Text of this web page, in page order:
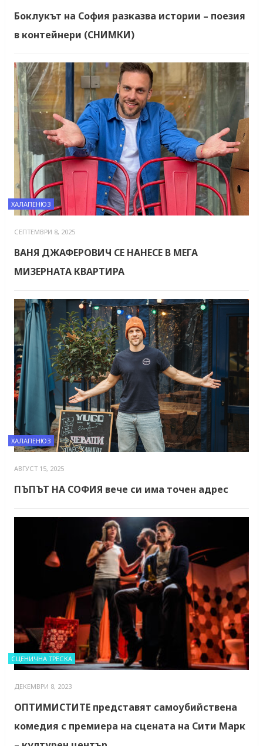
Боклукът на София разказва истории – поезия
в контейнери (СНИМКИ)
ХАЛАПЕНЮЗ
СЕПТЕМВРИ 8, 2025
ВАНЯ ДЖАФЕРОВИЧ СЕ НАНЕСЕ В МЕГА
МИЗЕРНАТА КВАРТИРА
ХАЛАПЕНЮЗ
АВГУСТ 15, 2025
ПЪПЪТ НА СОФИЯ вече си има точен адрес
СЦЕНИЧНА ТРЕСКА
ДЕКЕМВРИ 8, 2023
ОПТИМИСТИТЕ представят самоубийствена
комедия с премиера на сцената на Сити Марк